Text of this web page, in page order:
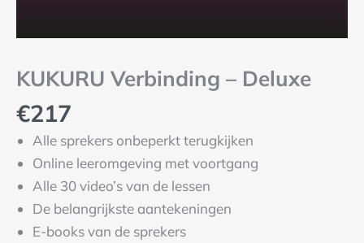
KUKURU Verbinding – Deluxe
€217
Alle sprekers onbeperkt terugkijken
Online leeromgeving met voortgang
Alle 30 video’s van de lessen
De belangrijkste aantekeningen
E-books van de sprekers